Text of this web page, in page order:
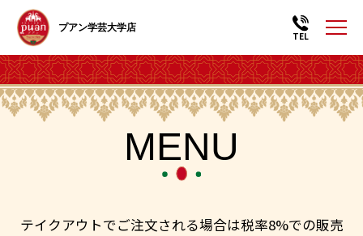
プアン学芸大学店
TEL
MENU
テイクアウトでご注文される場合は税率8%での販売